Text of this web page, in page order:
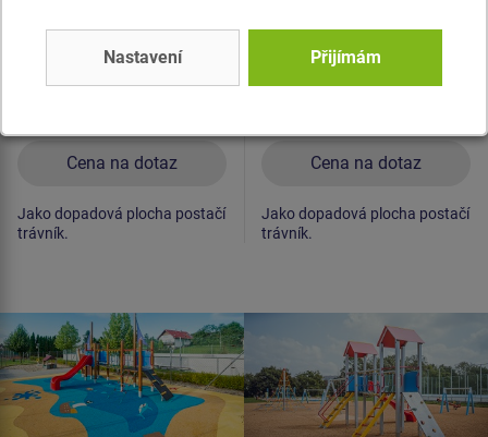
Cena na dotaz
Jako dopadová plocha postačí
trávník.
Cena na dotaz
Jako dopadová plocha postačí
trávník.
Nastavení Přijímám